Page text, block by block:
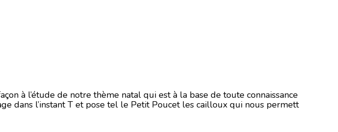
à l’étude de notre thème natal qui est à la base de toute connaissance
dans l’instant T et pose tel le Petit Poucet les cailloux qui nous permett